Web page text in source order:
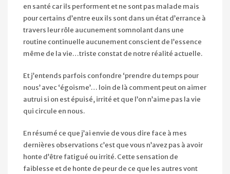
en santé car ils performent et ne sont pas malade mais
pour certains d’entre eux ils sont dans un état d’errance à
travers leur rôle aucunement somnolant dans une
routine continuelle aucunement conscient de l’essence
même de la vie…triste constat de notre réalité actuelle.
Et j’entends parfois confondre ‘prendre du temps pour
nous’ avec ‘égoisme’… loin de là comment peut on aimer
autrui si on est épuisé, irrité et que l’on n’aime pas la vie
qui circule en nous.
En résumé ce que j’ai envie de vous dire face à mes
dernières observations c’est que vous n’avez pas à avoir
honte d’être fatigué ou irrité. Cette sensation de
faiblesse et de honte de peur de ce que les autres vont